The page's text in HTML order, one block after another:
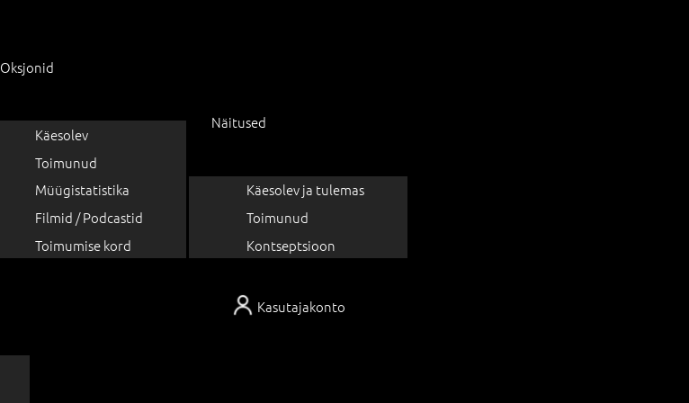
Kasutajakonto
Oksjonid
Käesolev
Toimunud
Müügistatistika
Filmid / Podcastid
Toimumise kord
Näitused
Käesolev ja tulemas
Toimunud
Kontseptsioon